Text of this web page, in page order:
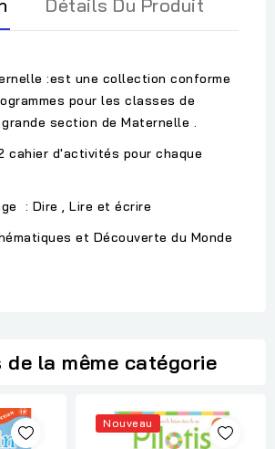
Détails Du Produit
:est une collection conforme
pour les classes de
section de Maternelle .
cahier d'activités pour chaque
: Dire , Lire et écrire
et Découverte du Monde
de la même catégorie
Nouveau